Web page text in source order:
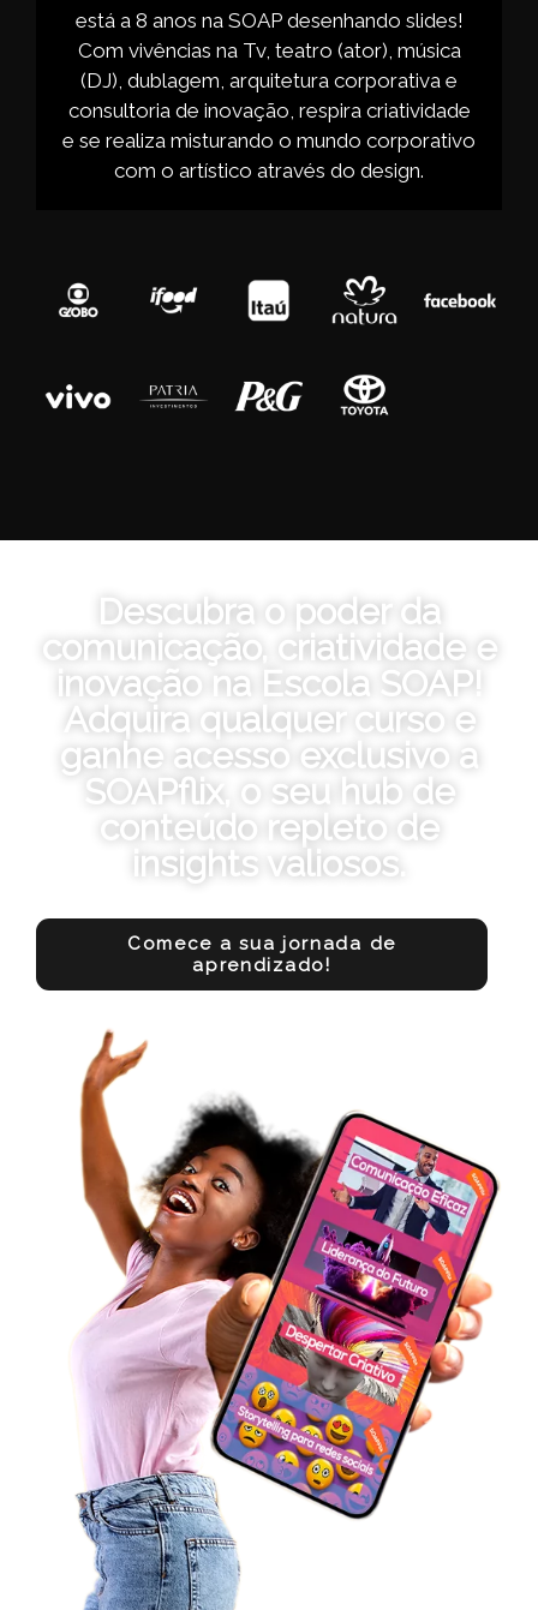
está a 8 anos na SOAP desenhando slides!
Com vivências na Tv, teatro (ator), música
(DJ), dublagem, arquitetura corporativa e
consultoria de inovação, respira criatividade
e se realiza misturando o mundo corporativo
com o artístico através do design.
Descubra o poder da
comunicação, criatividade e
inovação na Escola SOAP!
Adquira qualquer curso e
ganhe acesso exclusivo a
SOAPflix, o seu hub de
conteúdo repleto de
insights valiosos.
Comece a sua jornada de
aprendizado!